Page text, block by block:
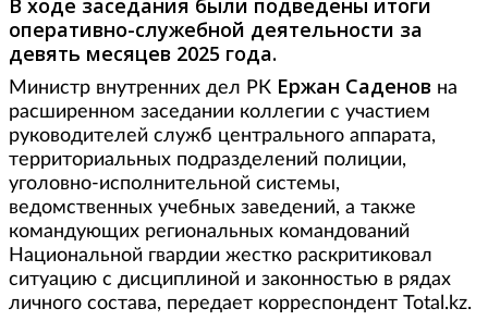
В ходе заседания были подведены итоги
оперативно-служебной деятельности за
девять месяцев 2025 года.
Министр внутренних дел РК Ержан Саденов на
расширенном заседании коллегии с участием
руководителей служб центрального аппарата,
территориальных подразделений полиции,
уголовно-исполнительной системы,
ведомственных учебных заведений, а также
командующих региональных командований
Национальной гвардии жестко раскритиковал
ситуацию с дисциплиной и законностью в рядах
личного состава, передает корреспондент Total.kz.